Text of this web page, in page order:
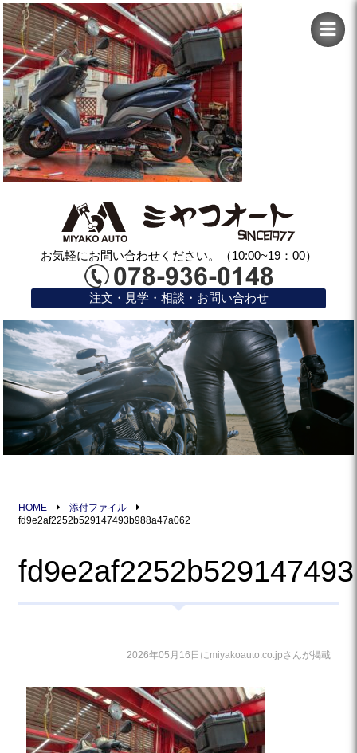
お気軽にお問い合わせください。（10:00~19：00）
注文・見学・相談・お問い合わせ
HOME
添付ファイル
fd9e2af2252b529147493b988a47a062
2026年05月16日にmiyakoauto.co.jpさんが掲載